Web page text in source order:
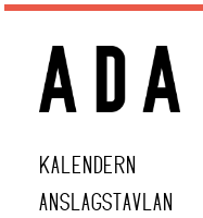
KALENDERN
ANSLAGSTAVLAN